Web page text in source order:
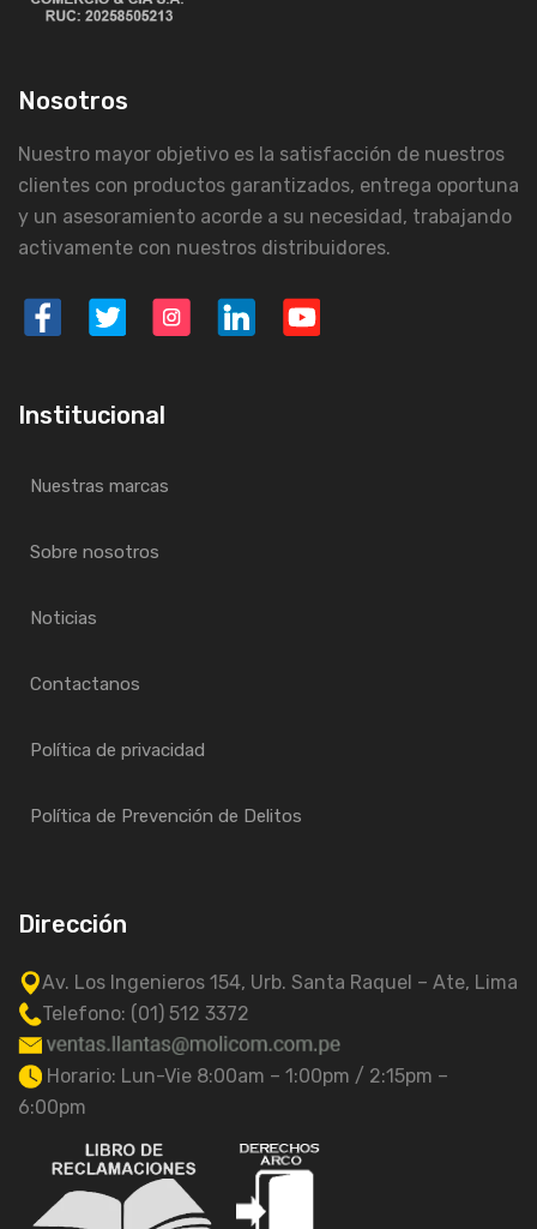
Nosotros
Nuestro mayor objetivo es la satisfacción de nuestros
clientes con productos garantizados, entrega oportuna
y un asesoramiento acorde a su necesidad, trabajando
activamente con nuestros distribuidores.
Institucional
Nuestras marcas
Sobre nosotros
Noticias
Contactanos
Política de privacidad
Política de Prevención de Delitos
Dirección
Av. Los Ingenieros 154, Urb. Santa Raquel – Ate, Lima
Telefono: (01) 512 3372
Horario: Lun-Vie 8:00am – 1:00pm / 2:15pm –
6:00pm